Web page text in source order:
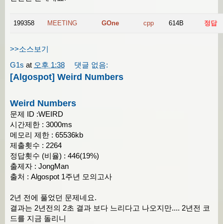
199358 MEETING GOne cpp 614B 정답
>>소스보기
G1s at 오후 1:38 댓글 없음:
[Algospot] Weird Numbers
Weird Numbers
문제 ID :WEIRD
시간제한 : 3000ms
메모리 제한 : 65536kb
제출횟수 : 2264
정답횟수 (비율) : 446(19%)
출제자 : JongMan
출처 : Algospot 1주년 모의고사
2년 전에 풀었던 문제네요.
결과는 2년전의 2초 결과 보다 느리다고 나오지만.... 2년전 코
드를 지금 돌리니